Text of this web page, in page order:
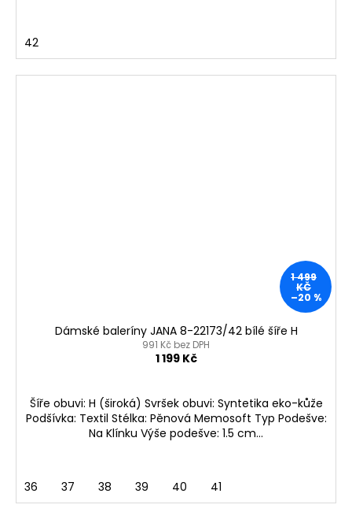
42
1 499
KČ
–20 %
Dámské baleríny JANA 8-22173/42 bílé šíře H
991 Kč bez DPH
1 199 Kč
Šíře obuvi: H (široká) Svršek obuvi: Syntetika eko-kůže
Podšívka: Textil Stélka: Pěnová Memosoft Typ Podešve:
Na Klínku Výše podešve: 1.5 cm...
36 37 38 39 40 41